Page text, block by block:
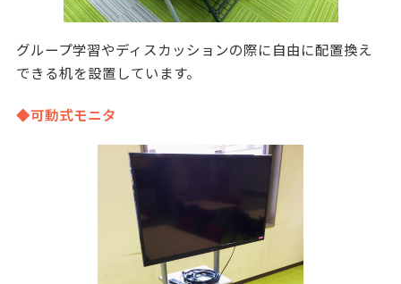
グループ学習やディスカッションの際に自由に配置換え
できる机を設置しています。
◆可動式モニタ